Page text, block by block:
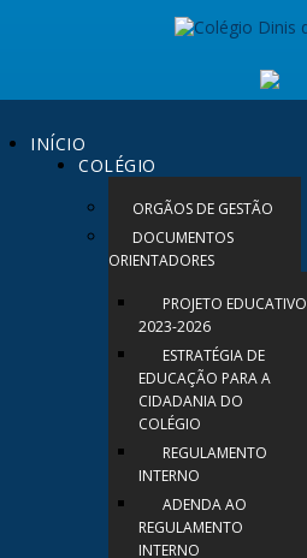
INÍCIO
COLÉGIO
ORGÃOS DE GESTÃO
DOCUMENTOS
ORIENTADORES
PROJETO EDUCATIVO
2023-2026
ESTRATÉGIA DE
EDUCAÇÃO PARA A
CIDADANIA DO
COLÉGIO
REGULAMENTO
INTERNO
ADENDA AO
REGULAMENTO
INTERNO